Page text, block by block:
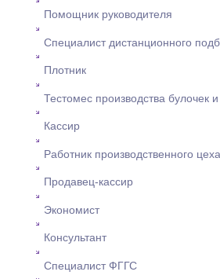
Помощник руководителя
Специалист дистанционного
Плотник
Тестомес производства булочек
Кассир
Работник производственного цеха
Продавец-кассир
Экономист
Консультант
Специалист ФГГС